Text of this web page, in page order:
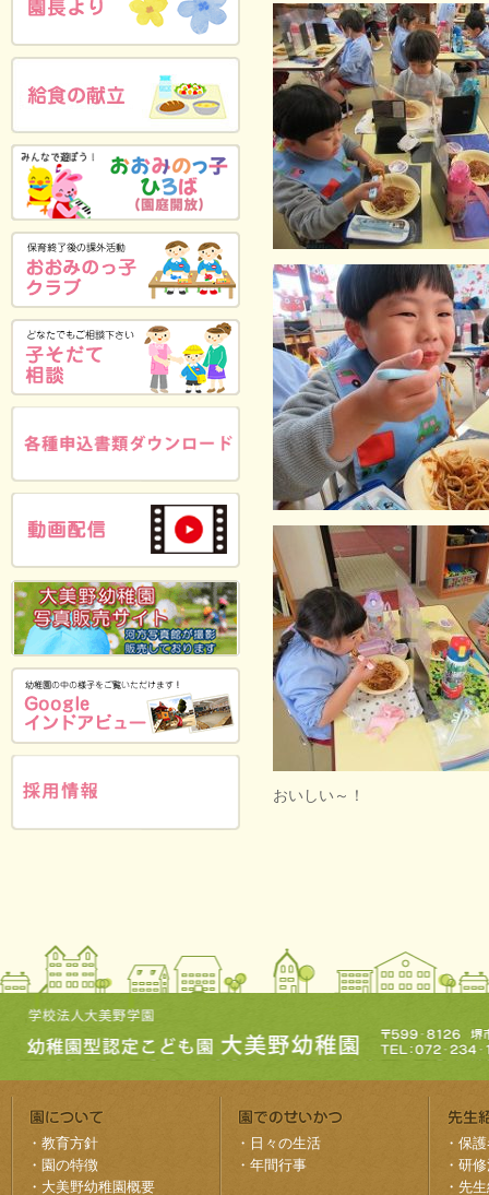
おいしい～！
・ 教育方針
・ 園の特徴
・ 大美野幼稚園概要
・ 日々の生活
・ 年間行事
・ 保
・ 研
・ 先